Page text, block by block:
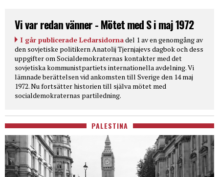
Vi var redan vänner - Mötet med S i maj 1972
I går publicerade Ledarsidornadel 1 av en genomgång av
den sovjetiske politikern Anatolij Tjernjajevs dagbok och dess
uppgifter om Socialdemokraternas kontakter med det
sovjetiska kommunistpartiets internationella avdelning. Vi
lämnade berättelsen vid ankomsten till Sverige den 14 maj
1972. Nu fortsätter historien till själva mötet med
socialdemokraternas partiledning.
PALESTINA